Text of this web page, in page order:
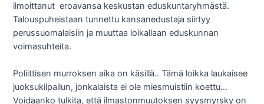
ilmoittanut eroavansa keskustan eduskuntaryhmästä.
Talouspuheistaan tunnettu kansanedustaja siirtyy
perussuomalaisiin ja muuttaa loikallaan eduskunnan
voimasuhteita.
Poliittisen murroksen aika on käsillä.. Tämä loikka laukaisee
juoksukilpailun, jonkalaista ei ole miesmuistiin koettu…
Voidaanko tulkita, että ilmastonmuutoksen syysmyrsky on